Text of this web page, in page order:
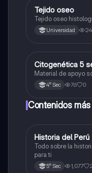
Ciencia y Tecnología
Tejido oseo
Tejido oseo
Universidad
Ciencia y Tecnología
Citogenética 5
Material de apoyo
4° Sec 76 0
Contenidos
Ciencias Sociales
Historia del Perú
Todo sobre la
para ti
5° Sec 1,077